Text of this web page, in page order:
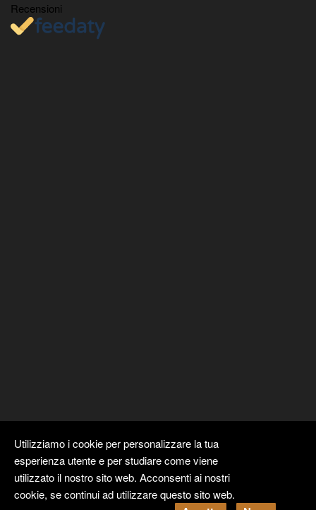
Recensioni
Copyright © Kyuubi Cloud SolutionbySTUDIO 99. Tutti i diritti
Utilizziamo i cookie per personalizzare la tua
esperienza utente e per studiare come viene
utilizzato il nostro sito web. Acconsenti ai nostri
cookie, se continui ad utilizzare questo sito web.